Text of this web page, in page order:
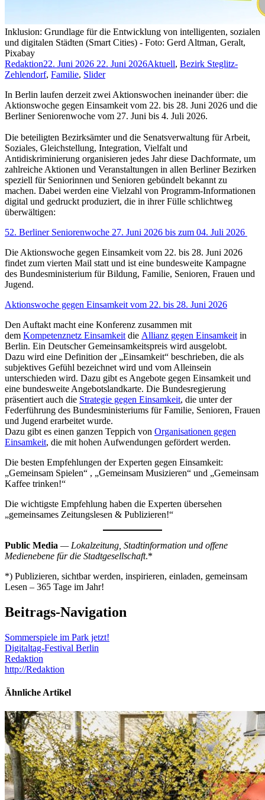
Inklusion: Grundlage für die Entwicklung von intelligenten, sozialen
und digitalen Städten (Smart Cities) - Foto: Gerd Altman, Geralt,
Pixabay
Redaktion22. Juni 2026 22. Juni 2026Aktuell, Bezirk Steglitz-
Zehlendorf, Familie, Slider
In Berlin laufen derzeit zwei Aktionswochen ineinander über: die
Aktionswoche gegen Einsamkeit vom 22. bis 28. Juni 2026 und die
Berliner Seniorenwoche vom 27. Juni bis 4. Juli 2026.
Die beteiligten Bezirksämter und die Senatsverwaltung für Arbeit,
Soziales, Gleichstellung, Integration, Vielfalt und
Antidiskriminierung organisieren jedes Jahr diese Dachformate, um
zahlreiche Aktionen und Veranstaltungen in allen Berliner Bezirken
speziell für Seniorinnen und Senioren gebündelt bekannt zu
machen. Dabei werden eine Vielzahl von Programm-Informationen
digital und gedruckt produziert, die in ihrer Fülle schlichtweg
überwältigen:
52. Berliner Seniorenwoche 27. Juni 2026 bis zum 04. Juli 2026
Die Aktionswoche gegen Einsamkeit vom 22. bis 28. Juni 2026
findet zum vierten Mail statt und ist eine bundesweite Kampagne
des Bundesministerium für Bildung, Familie, Senioren, Frauen und
Jugend.
Aktionswoche gegen Einsamkeit vom 22. bis 28. Juni 2026
Den Auftakt macht eine Konferenz zusammen mit
dem Kompetenznetz Einsamkeit die Allianz gegen Einsamkeit in
Berlin. Ein Deutscher Gemeinsamkeitspreis wird ausgelobt.
Dazu wird eine Definition der „Einsamkeit“ beschrieben, die als
subjektives Gefühl bezeichnet wird und vom Alleinsein
unterschieden wird. Dazu gibt es Angebote gegen Einsamkeit und
eine bundesweite Angebotslandkarte. Die Bundesregierung
präsentiert auch die Strategie gegen Einsamkeit, die unter der
Federführung des Bundesministeriums für Familie, Senioren, Frauen
und Jugend erarbeitet wurde.
Dazu gibt es einen ganzen Teppich von Organisationen gegen
Einsamkeit, die mit hohen Aufwendungen gefördert werden.
Die besten Empfehlungen der Experten gegen Einsamkeit:
„Gemeinsam Spielen“ , „Gemeinsam Musizieren“ und „Gemeinsam
Kaffee trinken!“
Die wichtigste Empfehlung haben die Experten übersehen
„gemeinsames Zeitungslesen & Publizieren!“
Public Media — Lokalzeitung, Stadtinformation und offene
Medienebene für die Stadtgesellschaft.*
*) Publizieren, sichtbar werden, inspirieren, einladen, gemeinsam
Lesen – 365 Tage im Jahr!
Beitrags-Navigation
Sommerspiele im Park jetzt!
Digitaltag-Festival Berlin
Redaktion
http://Redaktion
Ähnliche Artikel